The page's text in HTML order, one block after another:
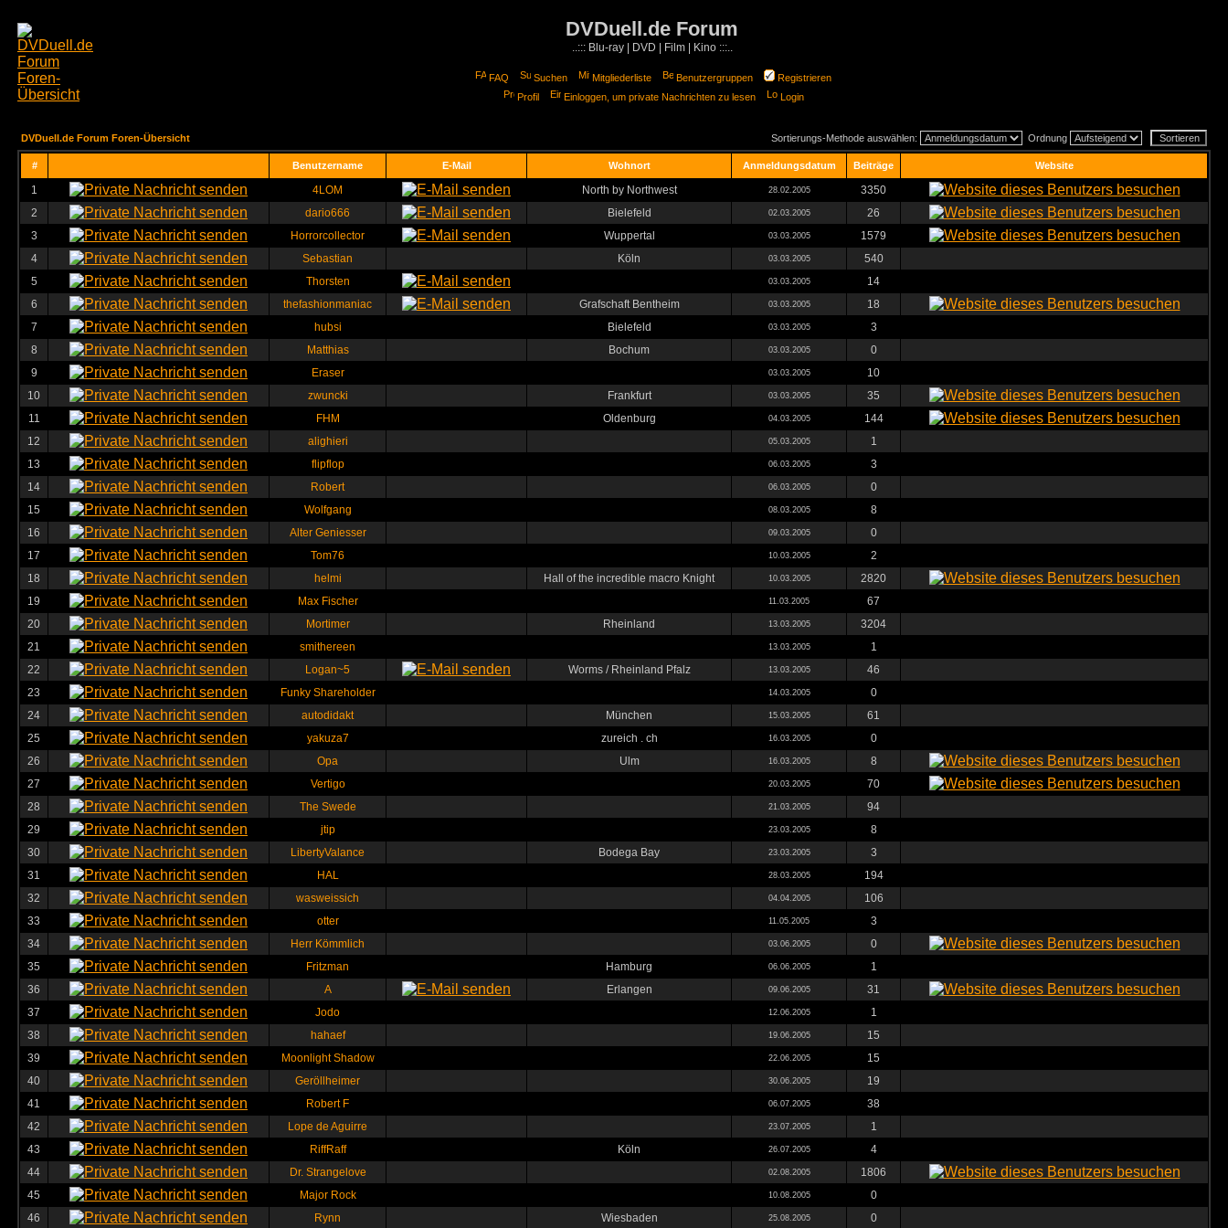
DVDuell.de Forum
..::: Blu-ray | DVD | Film | Kino :::..
FAQ Suchen Mitgliederliste Benutzergruppen
Registrieren
Profil
Einloggen, um private Nachrichten zu lesen Login
DVDuell.de Forum Foren-Übersicht Sortierungs-Methode auswählen: Ordnung
# Benutzername E-Mail Wohnort Anmeldungsdatum Beiträge Website
1 4LOM North by Northwest 28.02.2005
3350
2
dario666 Bielefeld 02.03.2005
26
3
Horrorcollector Wuppertal 03.03.2005
1579
4
Sebastian Köln 03.03.2005
540
5
Thorsten 03.03.2005
14
6
thefashionmaniac Grafschaft Bentheim 03.03.2005
18
7
hubsi Bielefeld 03.03.2005
3
8
Matthias Bochum 03.03.2005
0
9
Eraser 03.03.2005
10
10
zwuncki Frankfurt 03.03.2005
35
11
FHM Oldenburg 04.03.2005
144
12
alighieri 05.03.2005
1
13
flipflop 06.03.2005
3
14
Robert 06.03.2005
0
15
Wolfgang 08.03.2005
8
16
Alter Geniesser 09.03.2005
0
17
Tom76 10.03.2005
2
18
helmi Hall of the incredible macro Knight 10.03.2005
2820
19
Max Fischer 11.03.2005
67
20
Mortimer Rheinland 13.03.2005
3204
21
smithereen 13.03.2005
1
22
Logan~5 Worms / Rheinland Pfalz 13.03.2005
46
23
Funky Shareholder 14.03.2005
0
24
autodidakt München 15.03.2005
61
25
yakuza7 zureich . ch 16.03.2005
0
26
Opa Ulm 16.03.2005
8
27
Vertigo 20.03.2005
70
28
The Swede 21.03.2005
94
29
jtip 23.03.2005
8
30
LibertyValance Bodega Bay 23.03.2005
3
31
HAL 28.03.2005
194
32
wasweissich 04.04.2005
106
33
otter 11.05.2005
3
34
Herr Kömmlich 03.06.2005
0
35
Fritzman Hamburg 06.06.2005
1
36
A Erlangen 09.06.2005
31
37
Jodo 12.06.2005
1
38
hahaef 19.06.2005
15
39
Moonlight Shadow 22.06.2005
15
40
Geröllheimer 30.06.2005
19
41
Robert F 06.07.2005
38
42
Lope de Aguirre 23.07.2005
1
43
RiffRaff Köln 26.07.2005
4
44
Dr. Strangelove 02.08.2005
1806
45
Major Rock 10.08.2005
0
46
Rynn Wiesbaden 25.08.2005 0